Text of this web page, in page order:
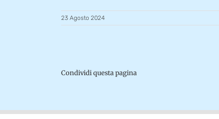
23 Agosto 2024
Condividi questa pagina